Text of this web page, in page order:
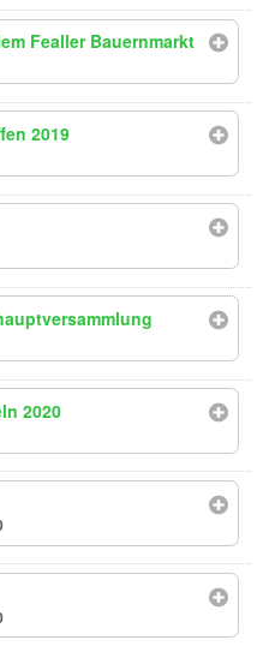
Fealler Bauernmarkt
2019
2020